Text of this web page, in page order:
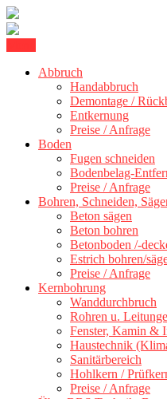
content
BBS Technik
300 kmAbbruch
Handabbruch
Demontage /
Entkernung
Preise / Anfrage
Boden
Fugen schneiden
Bodenbelag-
Preise / Anfrage
Bohren, Schneiden,
Beton sägen
Beton bohren
Betonboden /-
Estrich bohren/
Preise / Anfrage
Kernbohrung
Wanddurchbruch
Rohren u.
Fenster, Kamin &
Haustechnik
Sanitärbereich
Hohlkern /
Preise / Anfrage